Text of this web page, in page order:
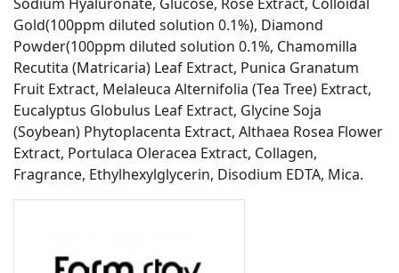
Gold(100ppm diluted solution 0.1%), Diamond
Powder(100ppm diluted solution 0.1%, Chamomilla
Recutita (Matricaria) Leaf Extract, Punica Granatum
Fruit Extract, Melaleuca Alternifolia (Tea Tree) Extract,
Eucalyptus Globulus Leaf Extract, Glycine Soja
(Soybean) Phytoplacenta Extract, Althaea Rosea Flower
Extract, Portulaca Oleracea Extract, Collagen,
Fragrance, Ethylhexylglycerin, Disodium EDTA, Mica.